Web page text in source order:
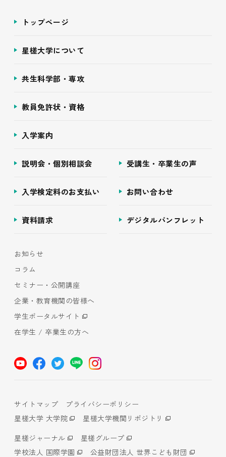
トップページ
星槎大学について
共生科学部・専攻
教員免許状・資格
入学案内
説明会・個別相談会 受講生・卒業生の声
入学検定料のお支払い お問い合わせ
資料請求 デジタルパンフレット
お知らせ
コラム
セミナー・公開講座
企業・教育機関の皆様へ
学生ポータルサイト
在学生 / 卒業生の方へ
サイトマップ
プライバシーポリシー
星槎大学 大学院
星槎大学機関リポジトリ
星槎ジャーナル
星槎グループ
学校法人 国際学園
公益財団法人 世界こども財団